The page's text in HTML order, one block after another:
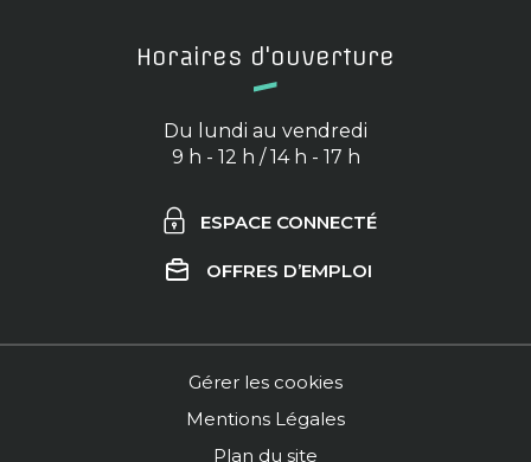
Horaires d'ouverture
Du lundi au vendredi
9 h - 12 h / 14 h - 17 h
ESPACE CONNECTÉ
OFFRES D’EMPLOI
Gérer les cookies
Mentions Légales
Plan du site